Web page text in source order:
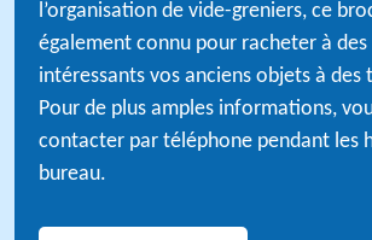
l’organisation de vide-greniers, ce
également connu pour racheter à des
intéressants vos anciens objets à des
Pour de plus amples informations,
contacter par téléphone pendant les
bureau.